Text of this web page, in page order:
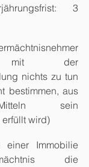
3
mit der
nichts zu tun
bestimmen, aus
sein
wird)
einer Immobilie
die